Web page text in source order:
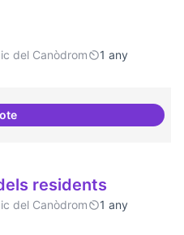
del Canòdrom
1 any
Explicitar el retorn
residents
del Canòdrom
1 any